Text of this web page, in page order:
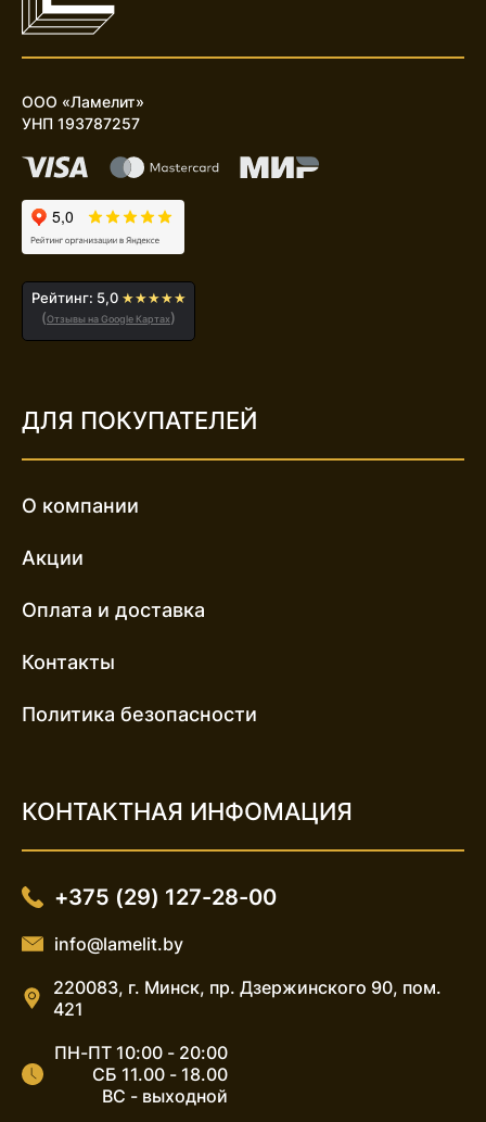
ООО «Ламелит»
УНП 193787257
Рейтинг: 5,0 ★★★★★
(Отзывы на Google Картах)
ДЛЯ ПОКУПАТЕЛЕЙ
О компании
Акции
Оплата и доставка
Контакты
Политика безопасности
КОНТАКТНАЯ ИНФОМАЦИЯ
+375 (29) 127-28-00
info@lamelit.by
220083, г. Минск, пр. Дзержинского 90, пом.
421
ПН-ПТ 10:00 - 20:00
СБ 11.00 - 18.00
ВС - выходной